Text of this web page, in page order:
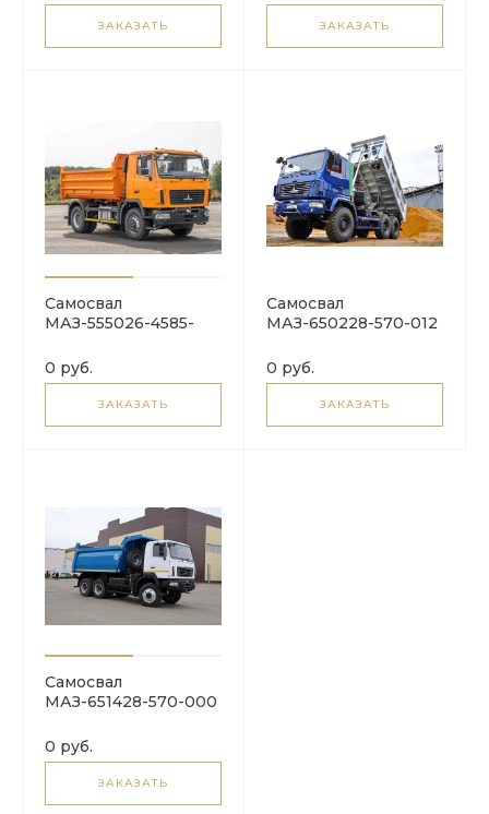
ЗАКАЗАТЬ ЗАКАЗАТЬ
Самосвал
МАЗ-555026-4585-
0 руб.
ЗАКАЗАТЬ
Самосвал
МАЗ-650228-570-012
0 руб.
ЗАКАЗАТЬ
Самосвал
МАЗ-651428-570-000
0 руб.
ЗАКАЗАТЬ